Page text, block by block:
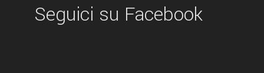
Seguici su Facebook